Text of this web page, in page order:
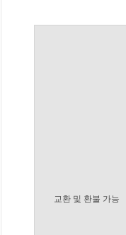
교환 및 환불 가능